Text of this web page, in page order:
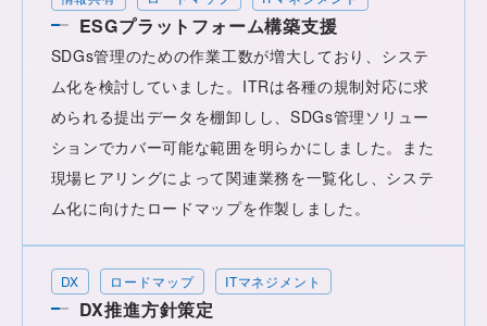
ESGプラットフォーム構築支援
SDGs管理のための作業工数が増大しており、システ
ム化を検討していました。ITRは各種の規制対応に求
められる提出データを棚卸しし、SDGs管理ソリュー
ションでカバー可能な範囲を明らかにしました。また
現場ヒアリングによって関連業務を一覧化し、システ
ム化に向けたロードマップを作製しました。
DX ロードマップ ITマネジメント
DX推進方針策定